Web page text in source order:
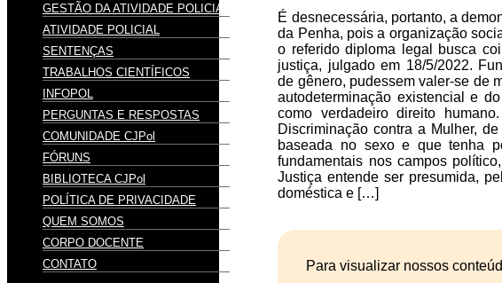
GESTÃO DA ATIVIDADE POLICIAL
ATIVIDADE POLICIAL
SENTENÇAS
TRABALHOS CIENTÍFICOS
INFOPOL
PERGUNTAS E RESPOSTAS
COMUNIDADE CJPol
FÓRUNS
BIBLIOTECA CJPol
POLÍTICA DE PRIVACIDADE
QUEM SOMOS
CORPO DOCENTE
CONTATO
É desnecessária, portanto, a
da Penha, pois a organização
o referido diploma legal busca
justiça, julgado em 18/5/2022.
de gênero, pudessem valer-se de
autodeterminação existencial e
como verdadeiro direito
Discriminação contra a Mulher,
baseada no sexo e que tenha
fundamentais nos campos
Justiça entende ser presumida,
doméstica e […]
Para visualizar nossos